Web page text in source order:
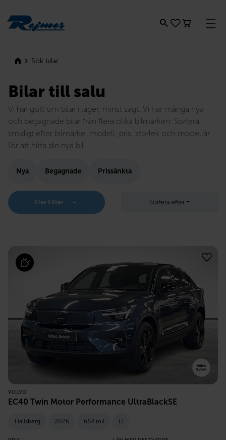
Sök bilar
Bilar till salu
Vi har gott om bilar i lager, minst sagt. Vi har många nya
och begagnade bilar från flera olika bilmärken. Sortera
smidigt efter bilmärke, modell, pris, storlek och modellår
för att hitta din nya bil.
Nya Begagnade Prissänkta
Fler Filter Sortera efter
VOLVO
EC40 Twin Motor Performance UltraBlackSE
Hallsberg 2026 664 mil El